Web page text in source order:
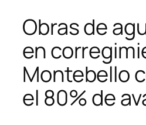
Obras de
en
Montebello
el 80% de